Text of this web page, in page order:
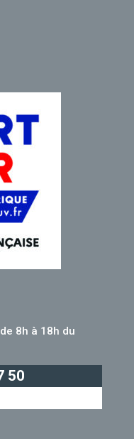
8h à 18h du
50